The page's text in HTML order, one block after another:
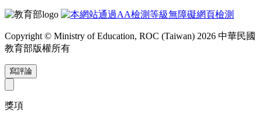
Copyright © Ministry of Education, ROC (Taiwan) 2026 中華民國
教育部版權所有
寫評論
獎項